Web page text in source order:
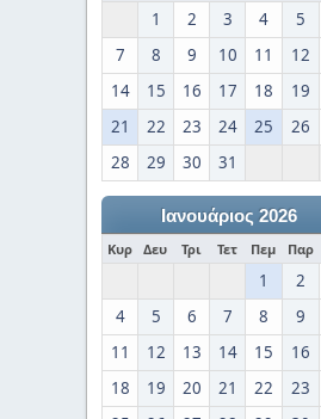
1 2 3 4 5
7
8 9 10 11 12
14
15 16 17 18 19
21
22 23 24 25 26
28
29 30 31
Ιανουάριος 2026
Κυρ Δευ Τρι Τετ Πεμ Παρ
1 2
4
5 6 7 8 9
11
12 13 14 15 16
18
19 20 21 22 23